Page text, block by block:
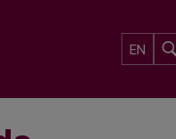
EN